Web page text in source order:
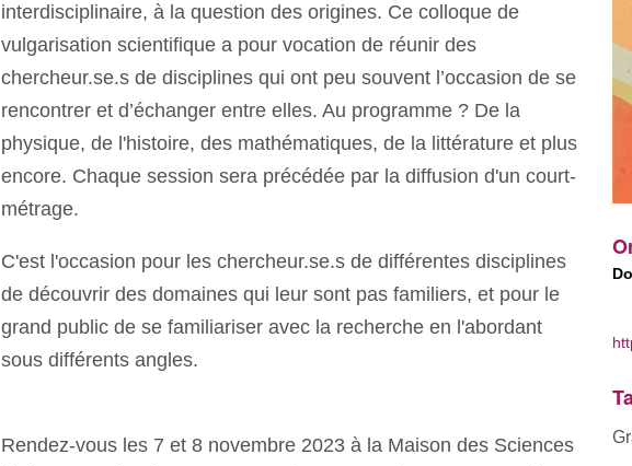
interdisciplinaire, à la question des origines. Ce colloque de
vulgarisation scientifique a pour vocation de réunir des
chercheur.se.s de disciplines qui ont peu souvent l’occasion de se
rencontrer et d’échanger entre elles. Au programme ? De la
physique, de l'histoire, des mathématiques, de la littérature et plus
encore. Chaque session sera précédée par la diffusion d'un court-
métrage.
C'est l'occasion pour les chercheur.se.s de différentes disciplines
de découvrir des domaines qui leur sont pas familiers, et pour le
grand public de se familiariser avec la recherche en l'abordant
sous différents angles.
Rendez-vous les 7 et 8 novembre 2023 à la Maison des Sciences